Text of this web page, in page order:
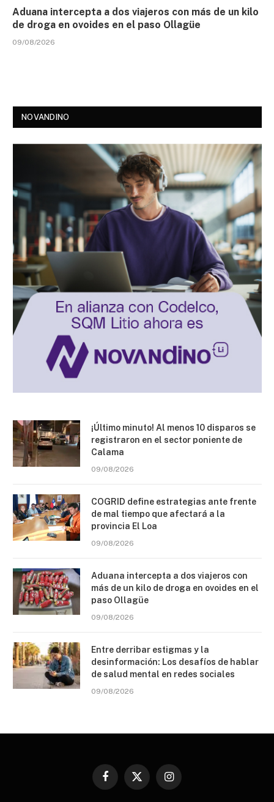
Aduana intercepta a dos viajeros con más de un kilo
de droga en ovoides en el paso Ollagüe
09/08/2026
NOVANDINO
¡Último minuto! Al menos 10 disparos se
registraron en el sector poniente de
Calama
09/08/2026
COGRID define estrategias ante frente
de mal tiempo que afectará a la
provincia El Loa
09/08/2026
Aduana intercepta a dos viajeros con
más de un kilo de droga en ovoides en el
paso Ollagüe
09/08/2026
Entre derribar estigmas y la
desinformación: Los desafíos de hablar
de salud mental en redes sociales
09/08/2026
Facebook
X
Instagram